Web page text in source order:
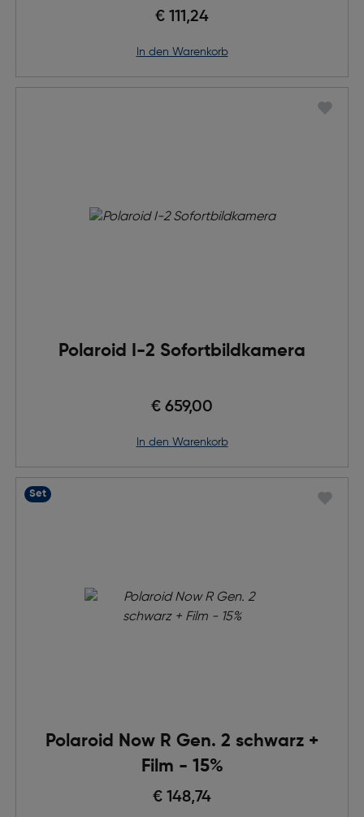
€ 111,24
in den Warenkorb
Polaroid I-2 Sofortbildkamera
€ 659,00
in den Warenkorb
Polaroid Now R Gen. 2 schwarz +
Film - 15%
€ 148,74
Set